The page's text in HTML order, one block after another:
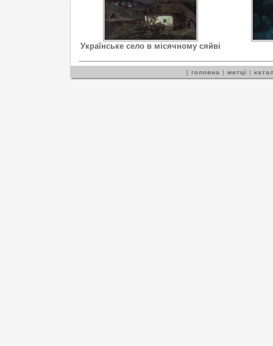
Українське село в місячному сяйві
[ головна | митці |